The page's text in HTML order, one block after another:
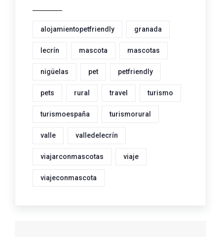
alojamientopetfriendly granada
lecrín mascota mascotas
nigüelas pet petfriendly
pets rural travel turismo
turismoespaña turismorural
valle valledelecrín
viajarconmascotas viaje
viajeconmascota